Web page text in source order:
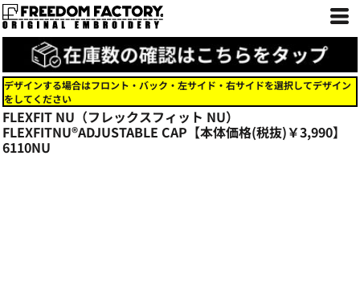
デザインする場合はフロント・バック・左サイド・右サイドを選択してデザイン
をしてください
FLEXFIT NU（フレックスフィット NU）
FLEXFITNU®ADJUSTABLE CAP【本体価格(税抜)￥3,990】
6110NU